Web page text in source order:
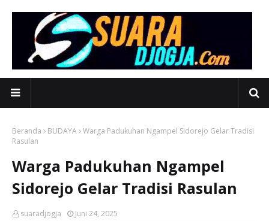
Beranda BUDAYA Warga Padukuhan Ngampel Sidorejo Gelar Tradisi
Rasulan
Warga Padukuhan Ngampel
Sidorejo Gelar Tradisi Rasulan
suaradjogja Juni 24, 2025